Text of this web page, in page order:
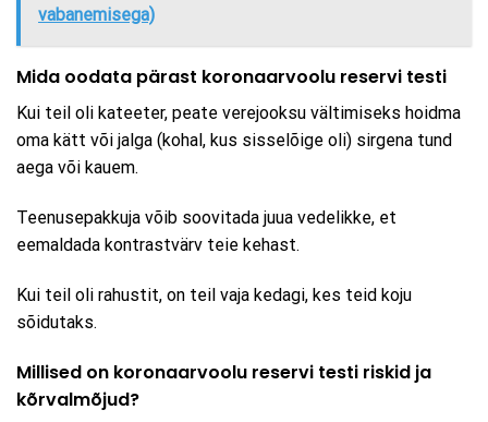
vabanemisega)
Mida oodata pärast koronaarvoolu reservi testi
Kui teil oli kateeter, peate verejooksu vältimiseks hoidma
oma kätt või jalga (kohal, kus sisselõige oli) sirgena tund
aega või kauem.
Teenusepakkuja võib soovitada juua vedelikke, et
eemaldada kontrastvärv teie kehast.
Kui teil oli rahustit, on teil vaja kedagi, kes teid koju
sõidutaks.
Millised on koronaarvoolu reservi testi riskid ja
kõrvalmõjud?